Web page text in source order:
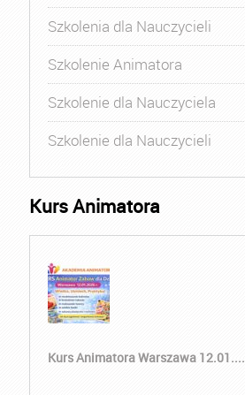
Szkolenia dla Nauczycieli
Szkolenie Animatora
Szkolenie dla Nauczyciela
Szkolenie dla Nauczycieli
Kurs Animatora
Kurs Animatora Warszawa 12.01....